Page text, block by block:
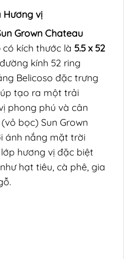
Hương vị
Grown Chateau
có kích thước là 5.5 x 52
kính 52 ring
Belicoso đặc trưng
tạo ra một trải
phong phú và cân
bọc) Sun Grown
ánh nắng mặt trời
hương vị đặc biệt
hạt tiêu, cà phê, gia